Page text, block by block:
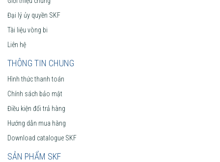
Đại lý ủy quyền SKF
Tài liệu vòng bi
Liên hệ
THÔNG TIN CHUNG
Hình thức thanh toán
Chính sách bảo mật
Điều kiện đổi trả hàng
Hướng dẫn mua hàng
Download catalogue SKF
SẢN PHẨM SKF